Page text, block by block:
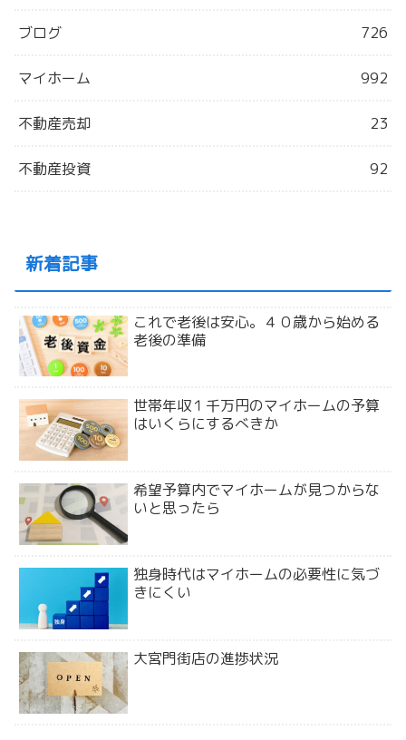
ブログ 726
マイホーム 992
不動産売却 23
不動産投資 92
新着記事
これで老後は安心。４０歳から始める
老後の準備
世帯年収１千万円のマイホームの予算
はいくらにするべきか
希望予算内でマイホームが見つからな
いと思ったら
独身時代はマイホームの必要性に気づ
きにくい
大宮門街店の進捗状況